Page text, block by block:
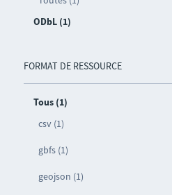
ODbL (1)
FORMAT DE RESSOURCE
Tous (1)
csv (1)
gbfs (1)
geojson (1)